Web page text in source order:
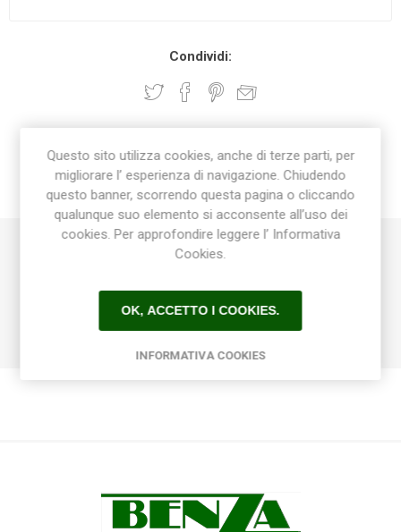
Condividi:
DESCRIZIONE
CONTATTI
Linea di vasi che sposa tradizione e modernità.
“graffiatura” parziale alle diverse tonalità della colorazione, ne
Questo sito utilizza cookies, anche di terze parti, per
migliorare l’ esperienza di navigazione. Chiudendo
questo banner, scorrendo questa pagina o cliccando
qualunque suo elemento si acconsente all’uso dei
cookies. Per approfondire leggere l’ Informativa
Cookies.
OK, ACCETTO I COOKIES.
INFORMATIVA COOKIES